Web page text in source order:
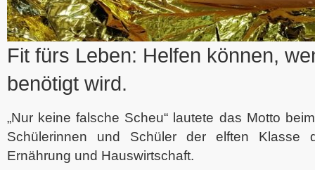
Fit fürs Leben: Helfen können,
benötigt wird.
„Nur keine falsche Scheu“ lautete das Motto
Schülerinnen und Schüler der elften Klasse
Ernährung und Hauswirtschaft.